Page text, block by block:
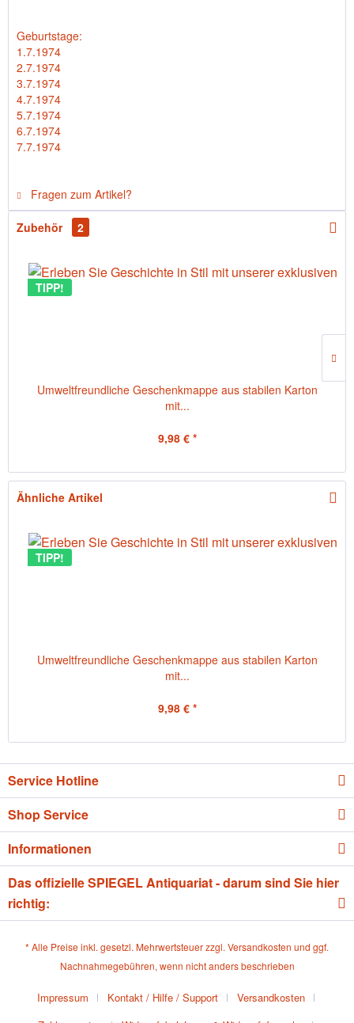
Geburtstage:
1.7.1974
2.7.1974
3.7.1974
4.7.1974
5.7.1974
6.7.1974
7.7.1974
Fragen zum Artikel?
Zubehör 2
TIPP!
Umweltfreundliche Geschenkmappe aus stabilen Karton
mit...
9,98 € *
Ähnliche Artikel
TIPP!
Umweltfreundliche Geschenkmappe aus stabilen Karton
mit...
9,98 € *
Service Hotline
Shop Service
Informationen
Das offizielle SPIEGEL Antiquariat - darum sind Sie hier
richtig:
* Alle Preise inkl. gesetzl. Mehrwertsteuer zzgl. Versandkosten und ggf.
Nachnahmegebühren, wenn nicht anders beschrieben
Impressum Kontakt / Hilfe / Support
Versandkosten